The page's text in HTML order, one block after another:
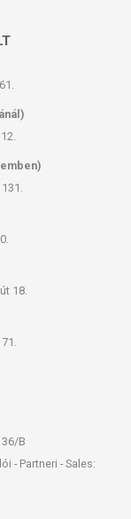
18.
B
- Partneri - Sales: